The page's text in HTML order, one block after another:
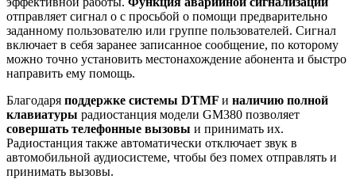
отправляет сигнал о с просьбой о помощи предварительно
заданному пользователю или группе пользователей. Сигнал
включает в себя заранее записанное сообщение, по которому
можно точно установить местонахождение абонента и быстро
направить ему помощь.
Благодаря поддержке системы DTMF и наличию полной
клавиатуры радиостанция модели GM380 позволяет
совершать телефонные вызовы и принимать их.
Радиостанция также автоматически отключает звук в
автомобильной аудиосистеме, чтобы без помех отправлять и
принимать вызовы.